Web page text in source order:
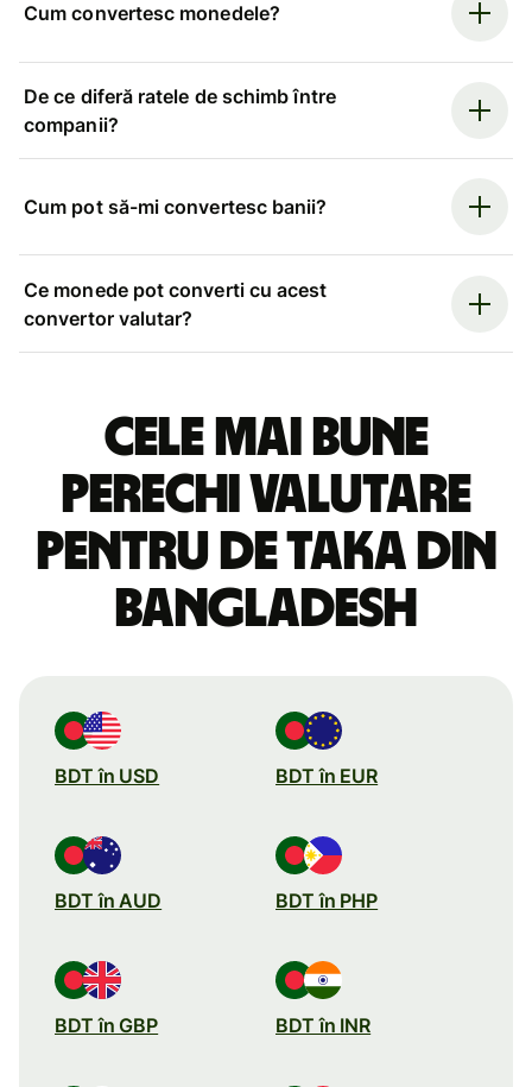
Cum convertesc monedele?
De ce diferă ratele de schimb între
companii?
Cum pot să-mi convertesc banii?
Ce monede pot converti cu acest
convertor valutar?
Cele mai bune
perechi valutare
pentru de taka din
Bangladesh
BDT în USD BDT în EUR
BDT în AUD BDT în PHP
BDT în GBP BDT în INR